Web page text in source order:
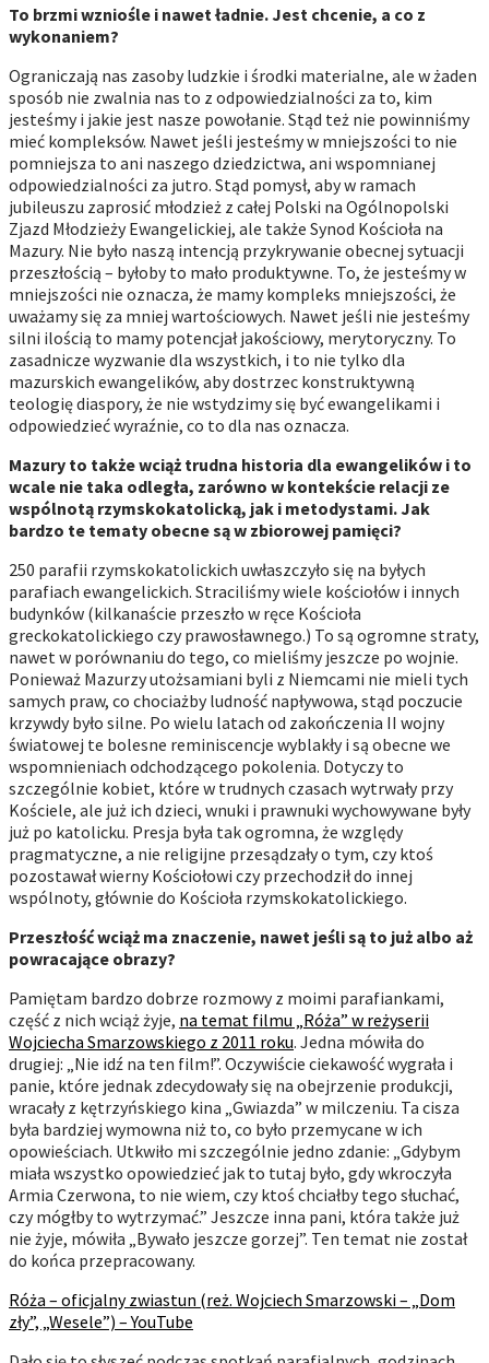
To brzmi wzniośle i nawet ładnie. Jest chcenie, a co z
wykonaniem?
Ograniczają nas zasoby ludzkie i środki materialne, ale w żaden
sposób nie zwalnia nas to z odpowiedzialności za to, kim
jesteśmy i jakie jest nasze powołanie. Stąd też nie powinniśmy
mieć kompleksów. Nawet jeśli jesteśmy w mniejszości to nie
pomniejsza to ani naszego dziedzictwa, ani wspomnianej
odpowiedzialności za jutro. Stąd pomysł, aby w ramach
jubileuszu zaprosić młodzież z całej Polski na Ogólnopolski
Zjazd Młodzieży Ewangelickiej, ale także Synod Kościoła na
Mazury. Nie było naszą intencją przykrywanie obecnej sytuacji
przeszłością – byłoby to mało produktywne. To, że jesteśmy w
mniejszości nie oznacza, że mamy kompleks mniejszości, że
uważamy się za mniej wartościowych. Nawet jeśli nie jesteśmy
silni ilością to mamy potencjał jakościowy, merytoryczny. To
zasadnicze wyzwanie dla wszystkich, i to nie tylko dla
mazurskich ewangelików, aby dostrzec konstruktywną
teologię diaspory, że nie wstydzimy się być ewangelikami i
odpowiedzieć wyraźnie, co to dla nas oznacza.
Mazury to także wciąż trudna historia dla ewangelików i to
wcale nie taka odległa, zarówno w kontekście relacji ze
wspólnotą rzymskokatolicką, jak i metodystami. Jak
bardzo te tematy obecne są w zbiorowej pamięci?
250 parafii rzymskokatolickich uwłaszczyło się na byłych
parafiach ewangelickich. Straciliśmy wiele kościołów i innych
budynków (kilkanaście przeszło w ręce Kościoła
greckokatolickiego czy prawosławnego.) To są ogromne straty,
nawet w porównaniu do tego, co mieliśmy jeszcze po wojnie.
Ponieważ Mazurzy utożsamiani byli z Niemcami nie mieli tych
samych praw, co chociażby ludność napływowa, stąd poczucie
krzywdy było silne. Po wielu latach od zakończenia II wojny
światowej te bolesne reminiscencje wyblakły i są obecne we
wspomnieniach odchodzącego pokolenia. Dotyczy to
szczególnie kobiet, które w trudnych czasach wytrwały przy
Kościele, ale już ich dzieci, wnuki i prawnuki wychowywane były
już po katolicku. Presja była tak ogromna, że względy
pragmatyczne, a nie religijne przesądzały o tym, czy ktoś
pozostawał wierny Kościołowi czy przechodził do innej
wspólnoty, głównie do Kościoła rzymskokatolickiego.
Przeszłość wciąż ma znaczenie, nawet jeśli są to już albo aż
powracające obrazy?
Pamiętam bardzo dobrze rozmowy z moimi parafiankami,
część z nich wciąż żyje, na temat filmu „Róża” w reżyserii
Wojciecha Smarzowskiego z 2011 roku. Jedna mówiła do
drugiej: „Nie idź na ten film!”. Oczywiście ciekawość wygrała i
panie, które jednak zdecydowały się na obejrzenie produkcji,
wracały z kętrzyńskiego kina „Gwiazda” w milczeniu. Ta cisza
była bardziej wymowna niż to, co było przemycane w ich
opowieściach. Utkwiło mi szczególnie jedno zdanie: „Gdybym
miała wszystko opowiedzieć jak to tutaj było, gdy wkroczyła
Armia Czerwona, to nie wiem, czy ktoś chciałby tego słuchać,
czy mógłby to wytrzymać.” Jeszcze inna pani, która także już
nie żyje, mówiła „Bywało jeszcze gorzej”. Ten temat nie został
do końca przepracowany.
Róża – oficjalny zwiastun (reż. Wojciech Smarzowski – „Dom
zły”, „Wesele”) – YouTube